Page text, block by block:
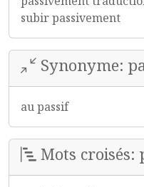
subir passivement
Synonyme:
au passif
Mots croisés: